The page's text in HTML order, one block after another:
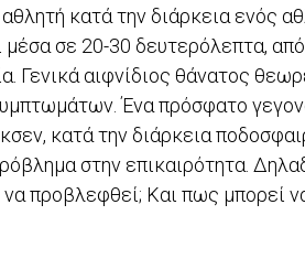
κατά την διάρκεια ενός
μέσα σε 20-30 δευτερόλεπτα,
Γενικά αιφνίδιος θάνατος
Ένα πρόσφατο
κατά την διάρκεια
στην επικαιρότητα.
προβλεφθεί; Και πως μπορεί